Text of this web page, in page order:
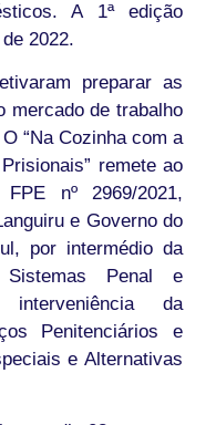
A 1ª edição
2022.
preparar as
mercado de trabalho
“Na Cozinha com a
remete ao
nº 2969/2021,
e Governo do
por intermédio da
Penal e
da
Penitenciários e
e Alternativas